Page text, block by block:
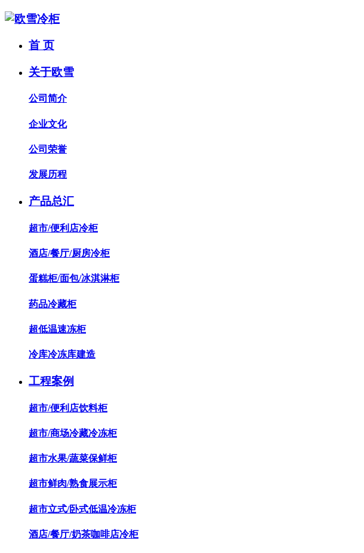
首 页
关于欧雪
公司简介
企业文化
公司荣誉
发展历程
产品总汇
超市/便利店冷柜
酒店/餐厅/厨房冷柜
蛋糕柜/面包/冰淇淋柜
药品冷藏柜
超低温速冻柜
冷库冷冻库建造
工程案例
超市/便利店饮料柜
超市/商场冷藏冷冻柜
超市水果/蔬菜保鲜柜
超市鲜肉/熟食展示柜
超市立式/卧式低温冷冻柜
酒店/餐厅/奶茶咖啡店冷柜